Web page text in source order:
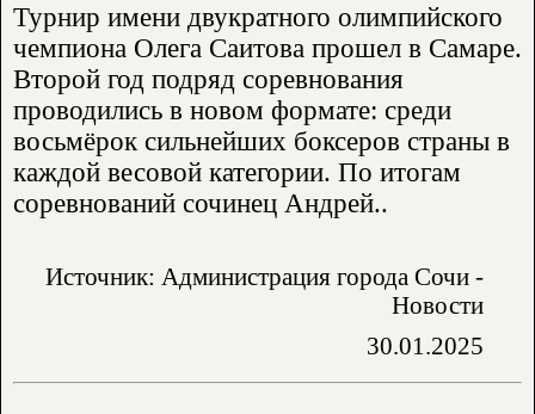
Турнир имени двукратного олимпийского
чемпиона Олега Саитова прошел в Самаре.
Второй год подряд соревнования
проводились в новом формате: среди
восьмёрок сильнейших боксеров страны в
каждой весовой категории. По итогам
соревнований сочинец Андрей..
Источник: Администрация города Сочи -
Новости
30.01.2025